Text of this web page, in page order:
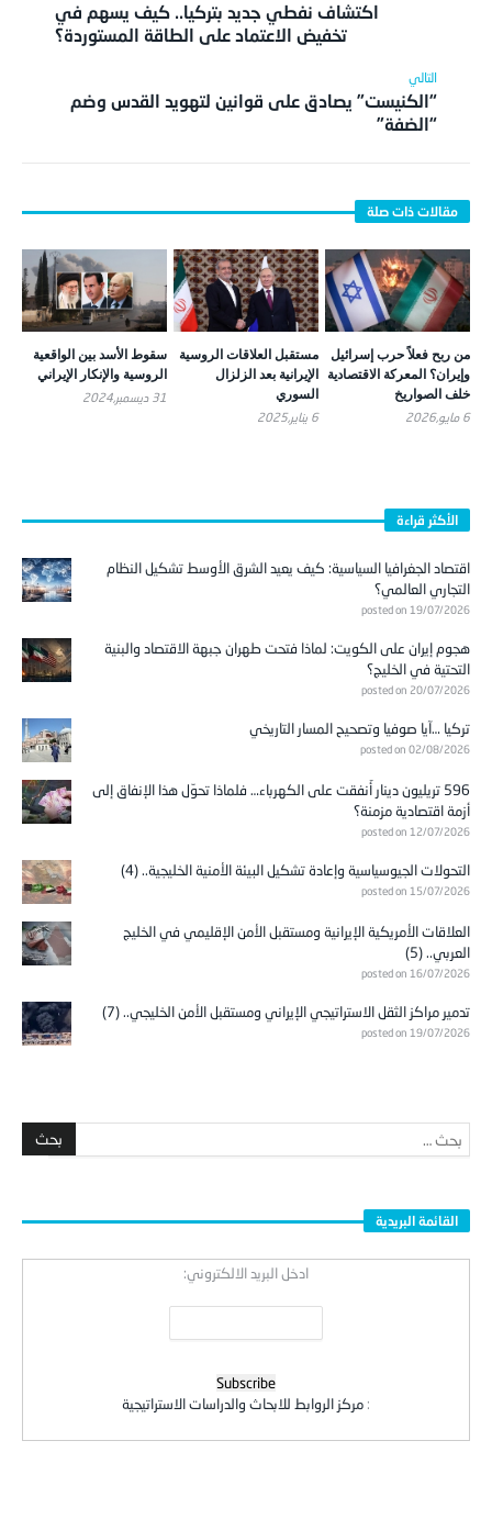
اكتشاف نفطي جديد بتركيا.. كيف يسهم في
تخفيض الاعتماد على الطاقة المستوردة؟
“الكنيست” يصادق على قوانين لتهويد القدس وضم
“الضفة”
من ربح فعلاً حرب إسرائيل
وإيران؟ المعركة الاقتصادية
خلف الصواريخ
6 مايو,2026
مستقبل العلاقات الروسية
الإيرانية بعد الزلزال
السوري
6 يناير,2025
سقوط الأسد بين الواقعية
الروسية والإنكار الإيراني
31 ديسمبر,2024
الأكثر قراءة
اقتصاد الجغرافيا السياسية: كيف يعيد الشرق الأوسط تشكيل النظام
التجاري العالمي؟
posted on 19/07/2026
هجوم إيران على الكويت: لماذا فتحت طهران جبهة الاقتصاد والبنية
التحتية في الخليج؟
posted on 20/07/2026
تركيا …آيا صوفيا وتصحيح المسار التاريخي
posted on 02/08/2026
596 تريليون دينار أُنفقت على الكهرباء… فلماذا تحوّل هذا الإنفاق إلى
أزمة اقتصادية مزمنة؟
posted on 12/07/2026
التحولات الجيوسياسية وإعادة تشكيل البيئة الأمنية الخليجية.. (4)
posted on 15/07/2026
العلاقات الأمريكية الإيرانية ومستقبل الأمن الإقليمي في الخليج
العربي.. (5)
posted on 16/07/2026
تدمير مراكز الثقل الاستراتيجي الإيراني ومستقبل الأمن الخليجي.. (7)
posted on 19/07/2026
القائمة البريدية
ادخل البريد الالكتروني:
: مركز الروابط للابحاث والدراسات الاستراتيجية